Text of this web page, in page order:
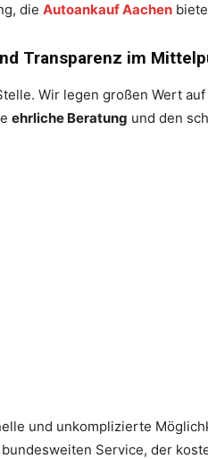
die Autoankauf Aachen
Transparenz im
Wir legen großen Wert auf
ehrliche Beratung und den
und unkomplizierte
Service, der